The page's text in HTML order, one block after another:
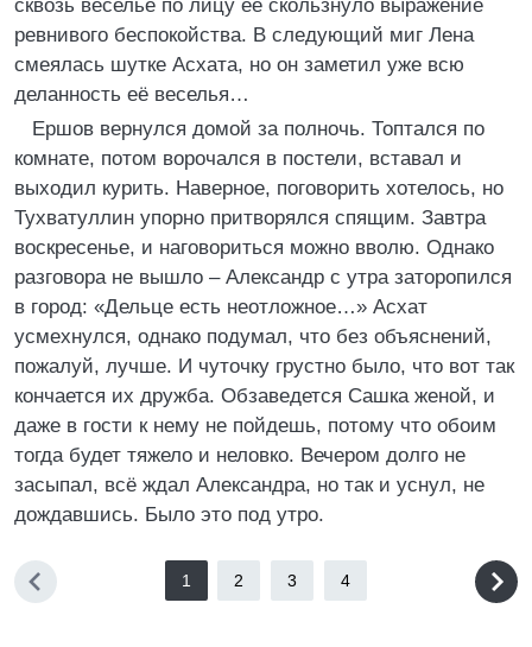
сквозь веселье по лицу её скользнуло выражение
ревнивого беспокойства. В следующий миг Лена
смеялась шутке Асхата, но он заметил уже всю
деланность её веселья…
Ершов вернулся домой за полночь. Топтался по
комнате, потом ворочался в постели, вставал и
выходил курить. Наверное, поговорить хотелось, но
Тухватуллин упорно притворялся спящим. Завтра
воскресенье, и наговориться можно вволю. Однако
разговора не вышло – Александр с утра заторопился
в город: «Дельце есть неотложное…» Асхат
усмехнулся, однако подумал, что без объяснений,
пожалуй, лучше. И чуточку грустно было, что вот так
кончается их дружба. Обзаведется Сашка женой, и
даже в гости к нему не пойдешь, потому что обоим
тогда будет тяжело и неловко. Вечером долго не
засыпал, всё ждал Александра, но так и уснул, не
дождавшись. Было это под утро.
1 2 3 4